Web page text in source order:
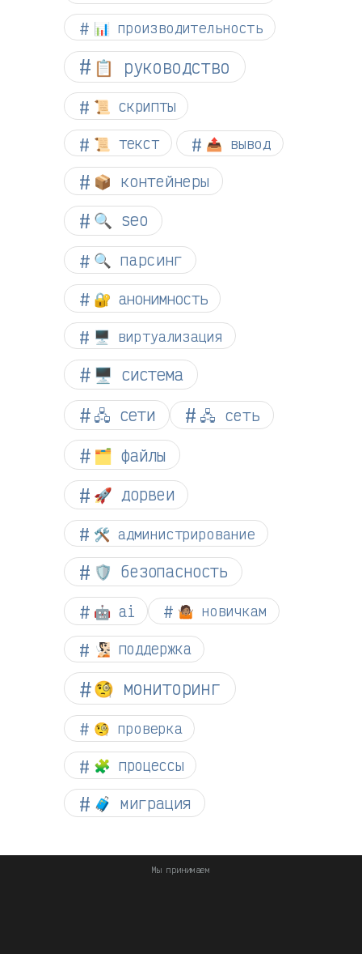
📊 производительность
📋 руководство
📜 скрипты
📜 текст 📤 вывод
📦 контейнеры
🔍 seo
🔍 парсинг
🔐 анонимность
🖥️ виртуализация
🖥️ система
🖧 сети
🖧 сеть
🗂️ файлы
🚀 дорвеи
🛠️ администрирование
🛡️ безопасность
🤖 ai 🤷🏽 новичкам
🧏🏻 поддержка
🧐 мониторинг
🧐 проверка
🧩 процессы
🧳 миграция
Мы принимаем